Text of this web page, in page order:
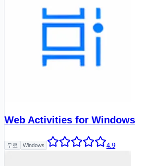
Web Activities for Windows
무료 Windows 4.9